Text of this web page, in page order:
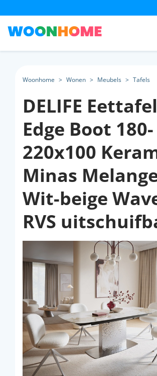
Woonhome > Wonen > Meubels > Tafels
DELIFE Eettafel
Edge Boot 180-
220x100
Minas
Wit-beige
RVS